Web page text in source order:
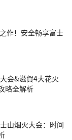
作！安全畅享富士
会&滋賀4大花火
略全解析
山烟火大会：时间